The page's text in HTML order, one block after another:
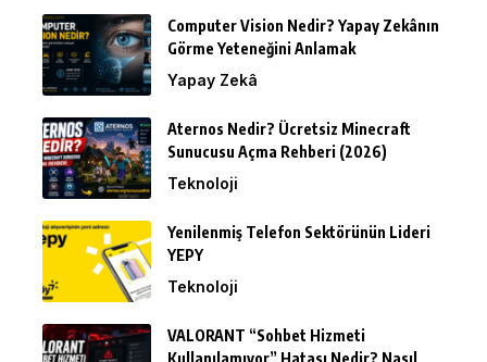
Computer Vision Nedir? Yapay Zekânın
Görme Yeteneğini Anlamak
Yapay Zekâ
Aternos Nedir? Ücretsiz Minecraft
Sunucusu Açma Rehberi (2026)
Teknoloji
Yenilenmiş Telefon Sektörünün Lideri
YEPY
Teknoloji
VALORANT “Sohbet Hizmeti